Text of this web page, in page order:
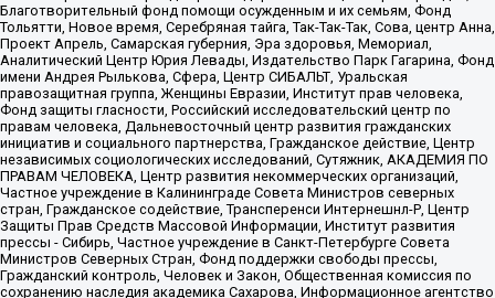
Благотворительный фонд помощи осужденным и их семьям, Фонд
Тольятти, Новое время, Серебряная тайга, Так-Так-Так, Сова, центр Анна,
Проект Апрель, Самарская губерния, Эра здоровья, Мемориал,
Аналитический Центр Юрия Левады, Издательство Парк Гагарина, Фонд
имени Андрея Рылькова, Сфера, Центр СИБАЛЬТ, Уральская
правозащитная группа, Женщины Евразии, Институт прав человека,
Фонд защиты гласности, Российский исследовательский центр по
правам человека, Дальневосточный центр развития гражданских
инициатив и социального партнерства, Гражданское действие, Центр
независимых социологических исследований, Сутяжник, АКАДЕМИЯ ПО
ПРАВАМ ЧЕЛОВЕКА, Центр развития некоммерческих организаций,
Частное учреждение в Калининграде Совета Министров северных
стран, Гражданское содействие, Трансперенси Интернешнл-Р, Центр
Защиты Прав Средств Массовой Информации, Институт развития
прессы - Сибирь, Частное учреждение в Санкт-Петербурге Совета
Министров Северных Стран, Фонд поддержки свободы прессы,
Гражданский контроль, Человек и Закон, Общественная комиссия по
сохранению наследия академика Сахарова, Информационное агентство